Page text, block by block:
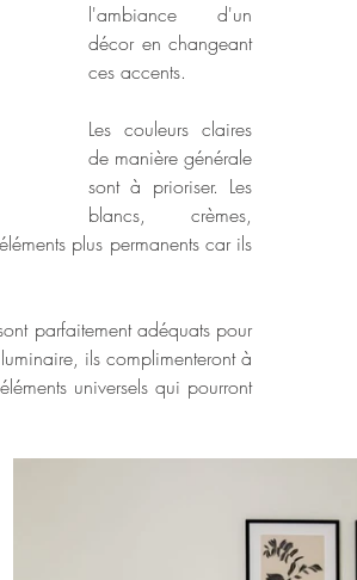
l'ambiance d'un
décor en changeant
ces accents.
Les couleurs claires
de manière générale
sont à prioriser. Les
blancs, crèmes,
plus permanents car ils
parfaitement adéquats pour
ils complimenteront à
universels qui pourront